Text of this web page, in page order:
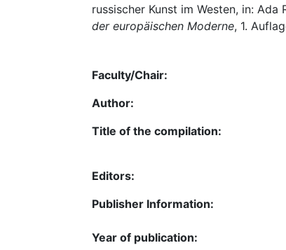
russischer Kunst im Westen, in: Ada
der europäischen Moderne, 1.
Faculty/Chair:
Author:
Title of the compilation:
Editors:
Publisher Information:
Year of publication: